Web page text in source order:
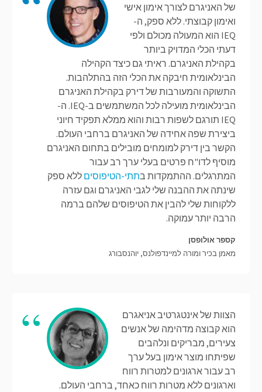
של האניגרם לצורך אימון אישי
ואימון קבוצתי. ללא ספק, ה-
IEQ הוא המעולה מכולם ולפי
דעתי הכלי המדויק ביותר
בקהילת האניגרם. ראיתי גם כיצד הקהילה
הבינלאומית חיבקה את הכלי הזה בהתלהבות.
התשוקה והמעורבות של דירק בקהילת האניגרם
הבינלאומית מועילה לכל המשתמשים ב-IEQ. ה-
IEQ תורגם לשפות רבות והוא ממלא תפקיד חיוני
ביצירת שפה אחידה של האניגרם ברחבי העולם.
הקשר בין דירק למומחים מובילים בתחום האניגרם
מוסיף לדו"ח פרטים בעלי ערך רב עבור
המתרגלים. ההתמקדות בתתי-הטיפוסים ללא ספק
שינתה את ההבנה שלי לגבי האניגרם וגם עזרה
ללקוחות שלי להבין את הטיפוסים שלהם ברמה
הרבה יותר עמוקה.
קספר אולופסן
מאמן בכיר ומורה למיינדפולנס, יוהנסבורג
הצוות של אינטגרטיב אניאגרם
הוא קבוצה מדהימה של אנשים
צעירים, מבריקים ונלהבים
שפיתחו מוצר אימון בעל ערך
רב עבור ארגונים למטרות רווח
וארגונים ללא מטרות רווח כאחד, ברחבי העולם.